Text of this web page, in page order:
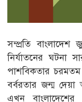
সম্প্রতি
নির্যাতনের ঘটনা
পাশবিকতার
বর্বরতার জন্ম
এখন বাংলাদেশের